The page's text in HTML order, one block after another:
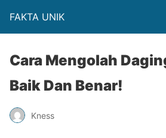
FAKTA UNIK
Cara Mengolah
Baik Dan Benar!
Kness